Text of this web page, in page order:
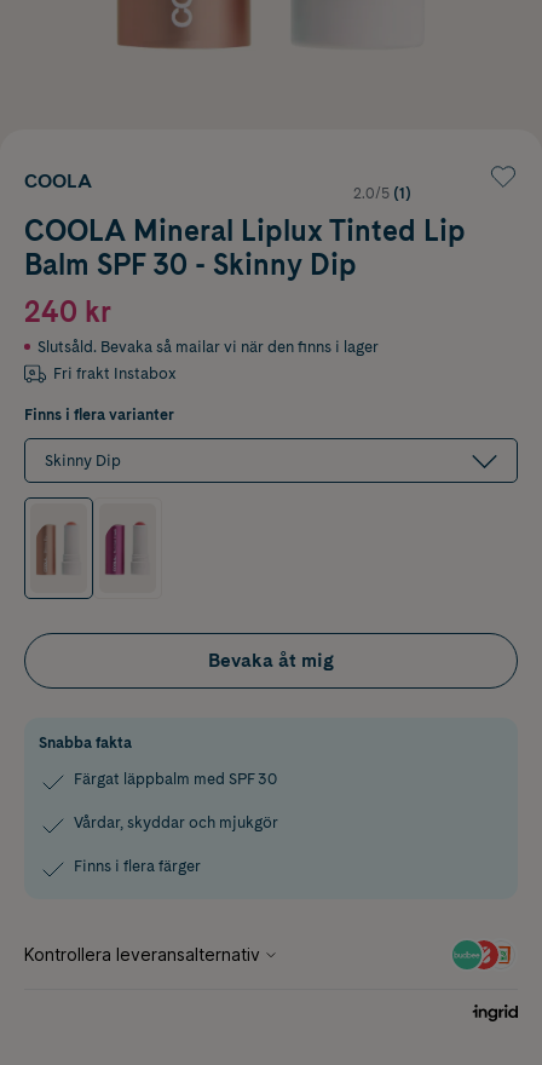
COOLA
2.0/5 (1)
COOLA Mineral Liplux Tinted Lip
Balm SPF 30 - Skinny Dip
240 kr
Slutsåld. Bevaka så mailar vi när den finns i lager
Fri frakt Instabox
Finns i flera varianter
Skinny Dip
Bevaka åt mig
Snabba fakta
Färgat läppbalm med SPF 30
Vårdar, skyddar och mjukgör
Finns i flera färger